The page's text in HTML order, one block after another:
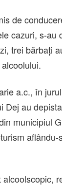
de
cazuri, s-au
trei bărbați
a.c., în
Dej au
municipiul